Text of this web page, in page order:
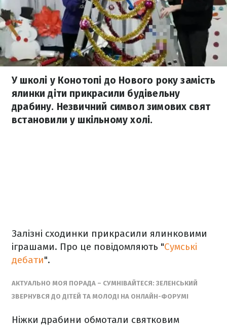
У школі у Конотопі до Нового року замість
ялинки діти прикрасили будівельну
драбину. Незвичний символ зимових свят
встановили у шкільному холі.
Залізні сходинки прикрасили ялинковими
іграшами. Про це повідомляють "Сумські
дебати".
АКТУАЛЬНО МОЯ ПОРАДА – СУМНІВАЙТЕСЯ: ЗЕЛЕНСЬКИЙ
ЗВЕРНУВСЯ ДО ДІТЕЙ ТА МОЛОДІ НА ОНЛАЙН-ФОРУМІ
Ніжки драбини обмотали святковим